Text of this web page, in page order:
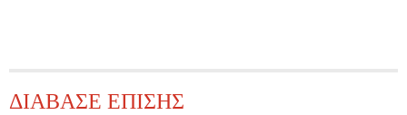
ΔΙΑΒΑΣΕ ΕΠΙΣΗΣ